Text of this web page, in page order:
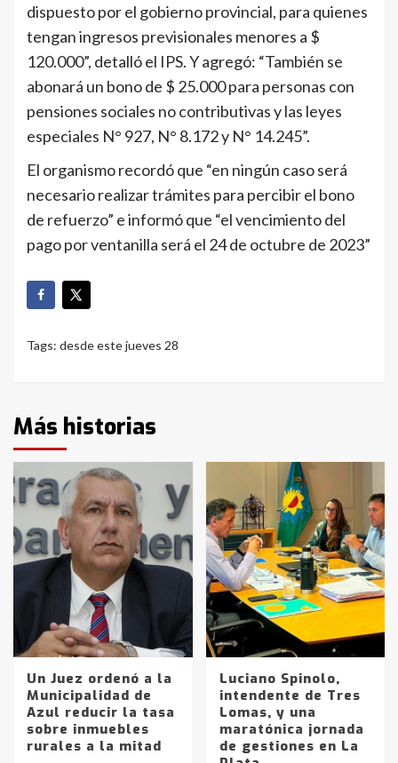
dispuesto por el gobierno provincial, para quienes
tengan ingresos previsionales menores a $
120.000”, detalló el IPS. Y agregó: “También se
abonará un bono de $ 25.000 para personas con
pensiones sociales no contributivas y las leyes
especiales N° 927, N° 8.172 y N° 14.245”.
El organismo recordó que “en ningún caso será
necesario realizar trámites para percibir el bono
de refuerzo” e informó que “el vencimiento del
pago por ventanilla será el 24 de octubre de 2023”
Tags: desde este jueves 28
Más historias
Un Juez ordenó a la
Municipalidad de
Azul reducir la tasa
sobre inmuebles
rurales a la mitad
Luciano Spinolo,
intendente de Tres
Lomas, y una
maratónica jornada
de gestiones en La